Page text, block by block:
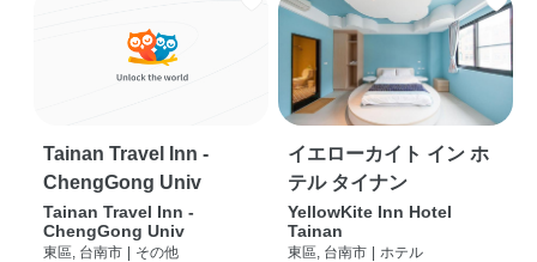
Tainan Travel Inn -
ChengGong Univ
Tainan Travel Inn -
ChengGong Univ
東區, 台南市 | その他
イエローカイト イン ホ
テル タイナン
YellowKite Inn Hotel
Tainan
東區, 台南市 | ホテル